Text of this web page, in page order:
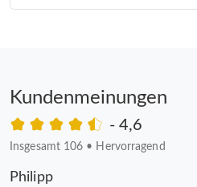
Kundenmeinungen
- 4,6
Insgesamt 106 • Hervorragend
Philipp